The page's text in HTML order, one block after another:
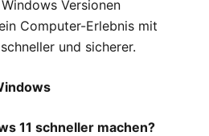
Versionen
Computer-Erlebnis mit
und sicherer.
11 schneller machen?